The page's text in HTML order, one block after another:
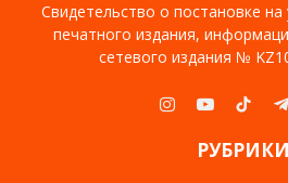
Свидетельство о постановке на
печатного издания,
сетевого издания №
Instagram
YouTubeTikTok
РУБРИКИ